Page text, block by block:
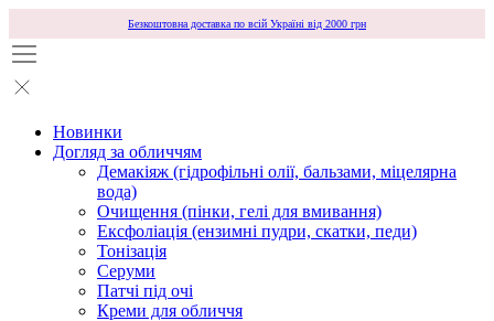
Безкоштовна доставка по всій Україні від 2000 грн
Новинки
Догляд за обличчям
Демакіяж (гідрофільні олії, бальзами, міцелярна
вода)
Очищення (пінки, гелі для вмивання)
Ексфоліація (ензимні пудри, скатки, педи)
Тонізація
Серуми
Патчі під очі
Креми для обличчя